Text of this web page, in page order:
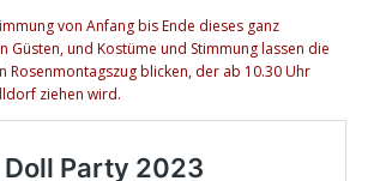
von Anfang bis Ende dieses ganz
Güsten, und Kostüme und Stimmung lassen die
Rosenmontagszug blicken, der ab 10.30 Uhr
ziehen wird.